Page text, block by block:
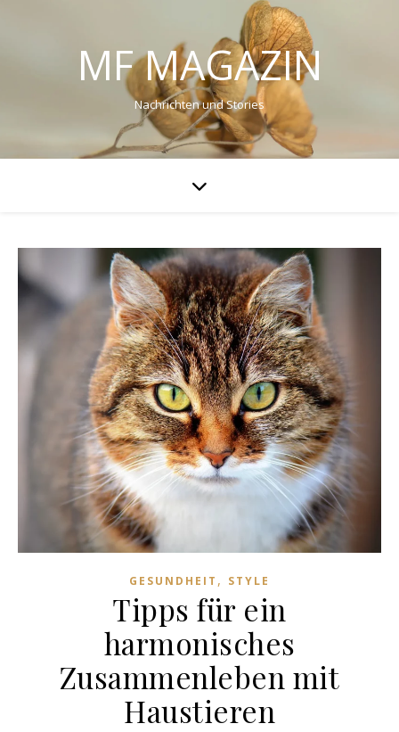
MF MAGAZIN
Nachrichten und Stories
GESUNDHEIT , STYLE
Tipps für ein
harmonisches
Zusammenleben mit
Haustieren